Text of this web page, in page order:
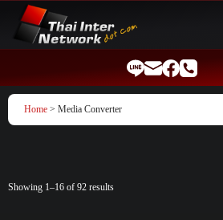
content
Home > Media Converter
Showing 1–16 of 92 results